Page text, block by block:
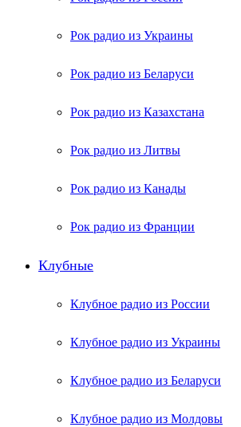
Рок радио из Украины
Рок радио из Беларуси
Рок радио из Казахстана
Рок радио из Литвы
Рок радио из Канады
Рок радио из Франции
Клубные
Клубное радио из России
Клубное радио из Украины
Клубное радио из Беларуси
Клубное радио из Молдовы